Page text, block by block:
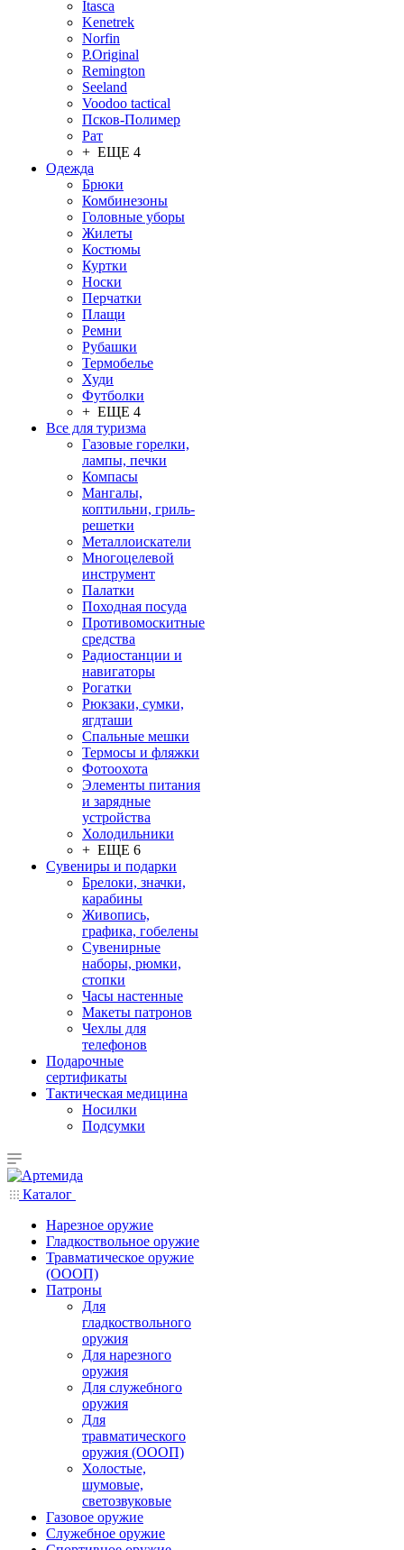
Itasca
Kenetrek
Norfin
P.Original
Remington
Seeland
Voodoo tactical
Псков-Полимер
Рат
+ ЕЩЕ 4
Одежда
Брюки
Комбинезоны
Головные уборы
Жилеты
Костюмы
Куртки
Носки
Перчатки
Плащи
Ремни
Рубашки
Термобелье
Худи
Футболки
+ ЕЩЕ 4
Все для туризма
Газовые горелки,
лампы, печки
Компасы
Мангалы,
коптильни, гриль-
решетки
Металлоискатели
Многоцелевой
инструмент
Палатки
Походная посуда
Противомоскитные
средства
Радиостанции и
навигаторы
Рогатки
Рюкзаки, сумки,
ягдташи
Спальные мешки
Термосы и фляжки
Фотоохота
Элементы питания
и зарядные
устройства
Холодильники
+ ЕЩЕ 6
Сувениры и подарки
Брелоки, значки,
карабины
Живопись,
графика, гобелены
Сувенирные
наборы, рюмки,
стопки
Часы настенные
Макеты патронов
Чехлы для
телефонов
Подарочные
сертификаты
Тактическая медицина
Носилки
Подсумки
Каталог
Нарезное оружие
Гладкоствольное оружие
Травматическое оружие
(ОООП)
Патроны
Для
гладкоствольного
оружия
Для нарезного
оружия
Для служебного
оружия
Для
травматического
оружия (ОООП)
Холостые,
шумовые,
светозвуковые
Газовое оружие
Служебное оружие